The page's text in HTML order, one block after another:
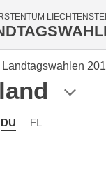
Landtagswahlen
DU FL